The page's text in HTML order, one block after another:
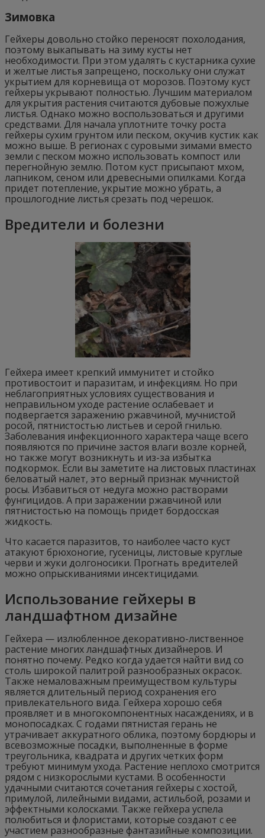
Зимовка
Гейхеры довольно стойко переносят похолодания,
поэтому выкапывать на зиму кусты нет
необходимости. При этом удалять с кустарника сухие
и желтые листья запрещено, поскольку они служат
укрытием для корневища от морозов. Поэтому куст
гейхеры укрывают полностью. Лучшим материалом
для укрытия растения считаются дубовые пожухлые
листья. Однако можно воспользоваться и другими
средствами. Для начала уплотните точку роста
гейхеры сухим грунтом или песком, окучив кустик как
можно выше. В регионах с суровыми зимами вместо
земли с песком можно использовать компост или
перегнойную землю. Потом куст присыпают мхом,
лапником, сеном или древесными опилками. Когда
придет потепление, укрытие можно убрать, а
прошлогодние листья срезать под черешок.
Вредители и болезни
Гейхера имеет крепкий иммунитет и стойко
противостоит и паразитам, и инфекциям. Но при
неблагоприятных условиях существования и
неправильном уходе растение ослабевает и
подвергается заражению ржавчиной, мучнистой
росой, пятнистостью листьев и серой гнилью.
Заболевания инфекционного характера чаще всего
появляются по причине застоя влаги возле корней,
но также могут возникнуть и из-за избытка
подкормок. Если вы заметите на листовых пластинах
беловатый налет, это верный признак мучнистой
росы. Избавиться от недуга можно растворами
фунгицидов. А при заражении ржавчиной или
пятнистостью на помощь придет бордосская
жидкость.
Что касается паразитов, то наиболее часто куст
атакуют брюхоногие, гусеницы, листовые круглые
черви и жуки долгоносики. Прогнать вредителей
можно опрыскиваниями инсектицидами.
Использование гейхеры в
ландшафтном дизайне
Гейхера — излюбленное декоративно-лиственное
растение многих ландшафтных дизайнеров. И
понятно почему. Редко когда удается найти вид со
столь широкой палитрой разнообразных окрасок.
Также немаловажным преимуществом культуры
является длительный период сохранения его
привлекательного вида. Гейхера хорошо себя
проявляет и в многокомпонентных насаждениях, и в
монопосадках. С годами пятнистая герань не
утрачивает аккуратного облика, поэтому бордюры и
всевозможные посадки, выполненные в форме
треугольника, квадрата и других четких форм
требуют минимум ухода. Растение неплохо смотрится
рядом с низкорослыми кустами. В особенности
удачными считаются сочетания гейхеры с хостой,
примулой, лилейными видами, астильбой, розами и
эффектными колосками. Также гейхера успела
полюбиться и флористами, которые создают с ее
участием разнообразные фантазийные композиции.